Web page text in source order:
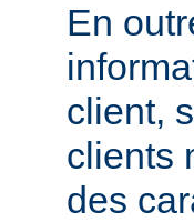
En
client,
clients
des